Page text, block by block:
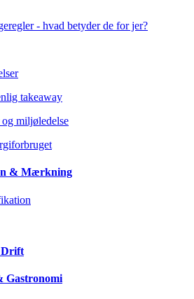
- hvad betyder de for jer?
takeaway
miljøledelse
& Mærkning
Gastronomi